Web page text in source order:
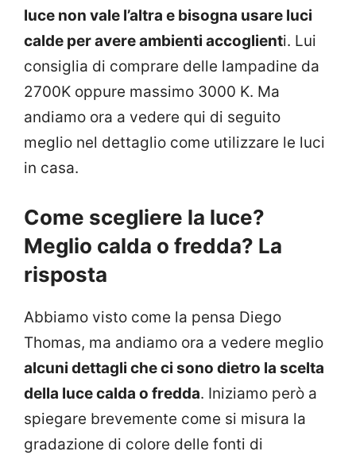
luce non vale l’altra e bisogna usare luci
calde per avere ambienti accoglienti. Lui
consiglia di comprare delle lampadine da
2700K oppure massimo 3000 K. Ma
andiamo ora a vedere qui di seguito
meglio nel dettaglio come utilizzare le luci
in casa.
Come scegliere la luce?
Meglio calda o fredda? La
risposta
Abbiamo visto come la pensa Diego
Thomas, ma andiamo ora a vedere meglio
alcuni dettagli che ci sono dietro la scelta
della luce calda o fredda. Iniziamo però a
spiegare brevemente come si misura la
gradazione di colore delle fonti di